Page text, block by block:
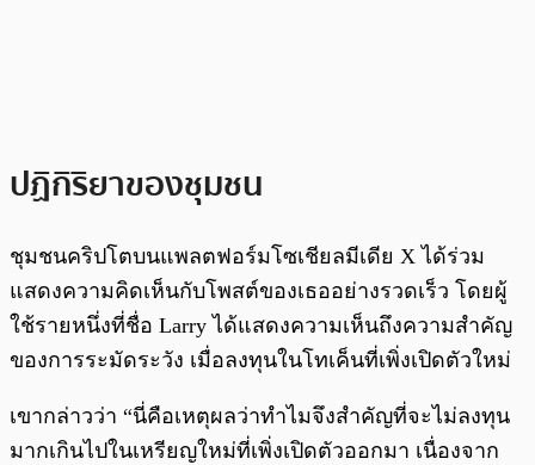
ปฏิกิริยาของชุมชน
ชุมชนคริปโตบนแพลตฟอร์มโซเชียลมีเดีย X ได้ร่วม
แสดงความคิดเห็นกับโพสต์ของเธออย่างรวดเร็ว โดยผู้
ใช้รายหนึ่งที่ชื่อ Larry ได้แสดงความเห็นถึงความสำคัญ
ของการระมัดระวัง เมื่อลงทุนในโทเค็นที่เพิ่งเปิดตัวใหม่
เขากล่าวว่า “นี่คือเหตุผลว่าทำไมจึงสำคัญที่จะไม่ลงทุน
มากเกินไปในเหรียญใหม่ที่เพิ่งเปิดตัวออกมา เนื่องจาก